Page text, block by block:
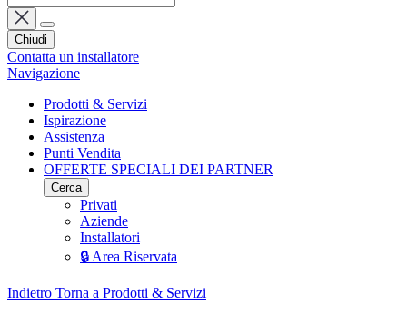
Chiudi
Contatta un installatore
Navigazione
Prodotti & Servizi
Ispirazione
Assistenza
Punti Vendita
OFFERTE SPECIALI DEI PARTNER
Cerca
Privati
Aziende
Installatori
🔒 Area Riservata
Indietro Torna a Prodotti & Servizi